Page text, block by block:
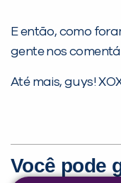
E então, como
gente nos
Até mais, guys!
Você pode